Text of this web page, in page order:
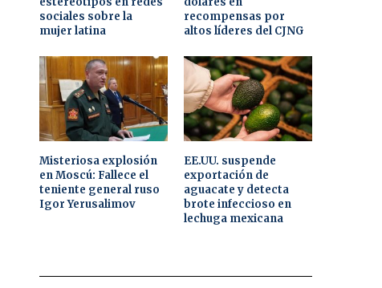
sociales sobre la
mujer latina
recompensas por
altos líderes del CJNG
Misteriosa explosión
en Moscú: Fallece el
teniente general ruso
Igor Yerusalimov
EE.UU. suspende
exportación de
aguacate y detecta
brote infeccioso en
lechuga mexicana